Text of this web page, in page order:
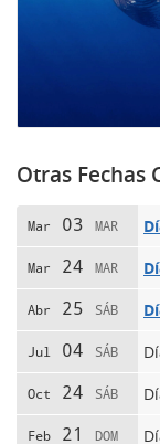
Otras Fechas
Mar 03 MAR
Mar 24 MAR
Abr 25 SÁB
Jul 04 SÁB
Oct 24 SÁB
Feb 21 DOM